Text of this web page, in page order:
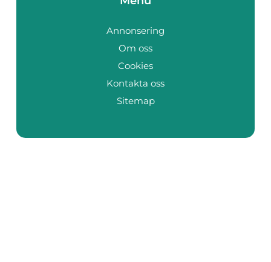
Annonsering
Om oss
Cookies
Kontakta oss
Sitemap